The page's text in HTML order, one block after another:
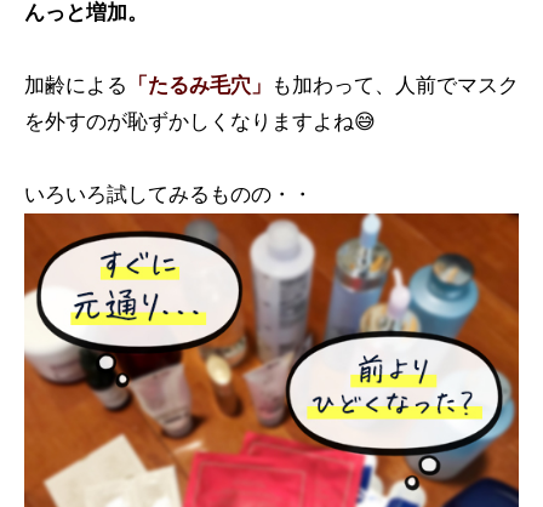
んっと増加。
加齢による 「たるみ毛穴」
も加わって、人前でマスク
を外すのが恥ずかしくなりますよね😅
いろいろ試してみるものの・・